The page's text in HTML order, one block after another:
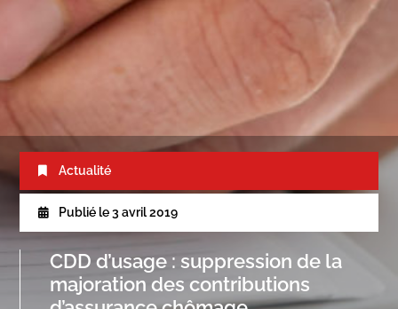
Actualité
Publié le 3 avril 2019
CDD d’usage : suppression de la
majoration des contributions